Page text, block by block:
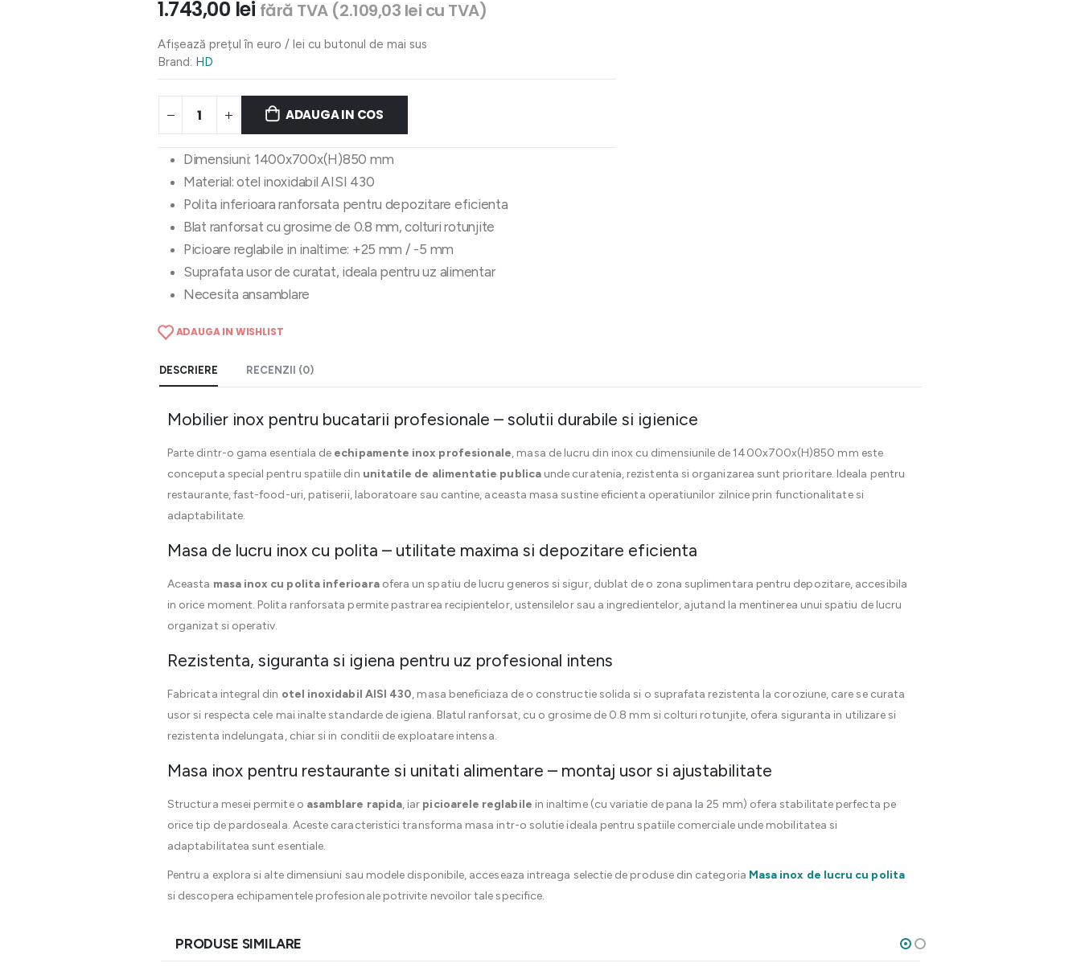
1.743,00 lei fără TVA (2.109,03 lei cu TVA)
Afișează prețul în euro / lei cu butonul de mai sus
Brand: HD
ADAUGA IN COS
Dimensiuni: 1400x700x(H)850 mm
Material: otel inoxidabil AISI 430
Polita inferioara ranforsata pentru depozitare eficienta
Blat ranforsat cu grosime de 0.8 mm, colturi rotunjite
Picioare reglabile in inaltime: +25 mm / -5 mm
Suprafata usor de curatat, ideala pentru uz alimentar
Necesita ansamblare
ADAUGA IN WISHLIST
DESCRIERE RECENZII (0)
Mobilier inox pentru bucatarii profesionale – solutii durabile si igienice
Parte dintr-o gama esentiala de echipamente inox profesionale, masa de lucru din inox cu dimensiunile de 1400x700x(H)850 mm este
conceputa special pentru spatiile din unitatile de alimentatie publicaunde curatenia, rezistenta si organizarea sunt prioritare. Ideala pentru
restaurante, fast-food-uri, patiserii, laboratoare sau cantine, aceasta masa sustine eficienta operatiunilor zilnice prin functionalitate si
adaptabilitate.
Masa de lucru inox cu polita – utilitate maxima si depozitare eficienta
Aceasta masa inox cu polita inferioaraofera un spatiu de lucru generos si sigur, dublat de o zona suplimentara pentru depozitare, accesibila
in orice moment. Polita ranforsata permite pastrarea recipientelor, ustensilelor sau a ingredientelor, ajutand la mentinerea unui spatiu de lucru
organizat si operativ.
Rezistenta, siguranta si igiena pentru uz profesional intens
Fabricata integral din otel inoxidabil AISI 430, masa beneficiaza de o constructie solida si o suprafata rezistenta la coroziune, care se curata
usor si respecta cele mai inalte standarde de igiena. Blatul ranforsat, cu o grosime de 0.8 mm si colturi rotunjite, ofera siguranta in utilizare si
rezistenta indelungata, chiar si in conditii de exploatare intensa.
Masa inox pentru restaurante si unitati alimentare – montaj usor si ajustabilitate
Structura mesei permite o asamblare rapida, iar picioarele reglabile in inaltime (cu variatie de pana la 25 mm) ofera stabilitate perfecta pe
orice tip de pardoseala. Aceste caracteristici transforma masa intr-o solutie ideala pentru spatiile comerciale unde mobilitatea si
adaptabilitatea sunt esentiale.
Pentru a explora si alte dimensiuni sau modele disponibile, acceseaza intreaga selectie de produse din categoria Masa inox de lucru cu polita
si descopera echipamentele profesionale potrivite nevoilor tale specifice.
PRODUSE SIMILARE